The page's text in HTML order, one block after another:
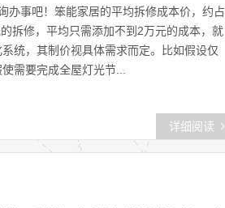
办事吧！笨能家居的平均拆修成本价，约占
拆修，平均只需添加不到2万元的成本，就
统，其制价视具体需求而定。比如假设仅
需要完成全屋灯光节...
详细阅读